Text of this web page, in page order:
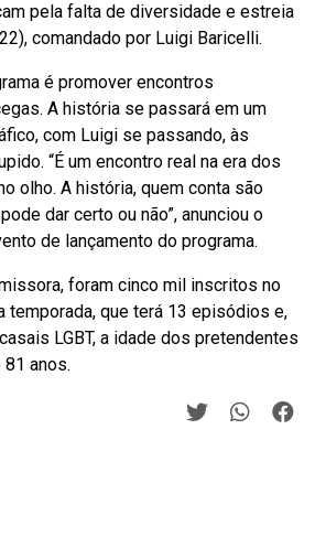
pela falta de diversidade e estreia
comandado por Luigi Baricelli.
é promover encontros
A história se passará em um
com Luigi se passando, às
“É um encontro real na era dos
olho. A história, quem conta são
dar certo ou não”, anunciou o
de lançamento do programa.
foram cinco mil inscritos no
temporada, que terá 13 episódios e,
LGBT, a idade dos pretendentes
81 anos.